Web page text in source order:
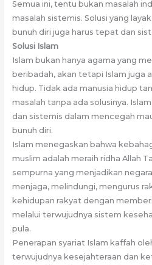
Semua ini, tentu bukan masalah
masalah sistemis. Solusi yang
bunuh diri juga harus tepat dan
Solusi Islam
Islam bukan hanya agama yang
beribadah, akan tetapi Islam juga
hidup. Tidak ada manusia hidup
masalah tanpa ada solusinya.
dan sistemis dalam mencegah
bunuh diri.
Islam menegaskan bahwa
muslim adalah meraih ridha Allah
sempurna yang menjadikan
menjaga, melindungi, mengurus
kehidupan rakyat dengan
melalui terwujudnya sistem
pula.
Penerapan syariat Islam kaffah
terwujudnya kesejahteraan dan